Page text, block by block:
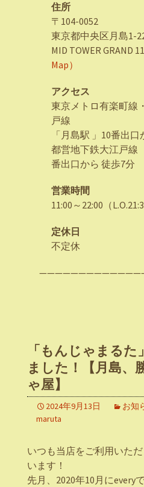
住所
〒104-0052
東京都中央区月島1-
MID TOWER GRAND
Map）
アクセス
東京メトロ有楽町線
戸線
「月島駅 」10番出
都営地下鉄大江戸線
番出口から 徒歩7分
営業時間
11:00～22:00（
定休日
不定休
「もんじゃまる
ました！【月島、
ゃ屋】
2024年9月13日 お知
maruta
いつも当店をご利用いた
います！
先月、2020年10月にevery